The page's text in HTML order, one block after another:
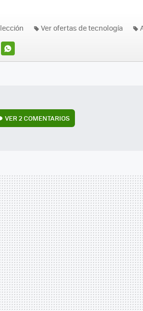
WHATSAPP
Ver ofertas de tecnología
VER2 COMENTARIOS